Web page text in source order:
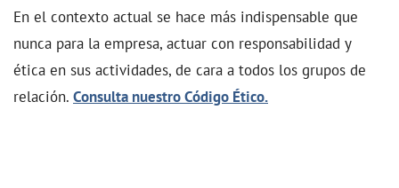
En el contexto actual se hace más indispensable que
nunca para la empresa, actuar con responsabilidad y
ética en sus actividades, de cara a todos los grupos de
relación. Consulta nuestro Código Ético.